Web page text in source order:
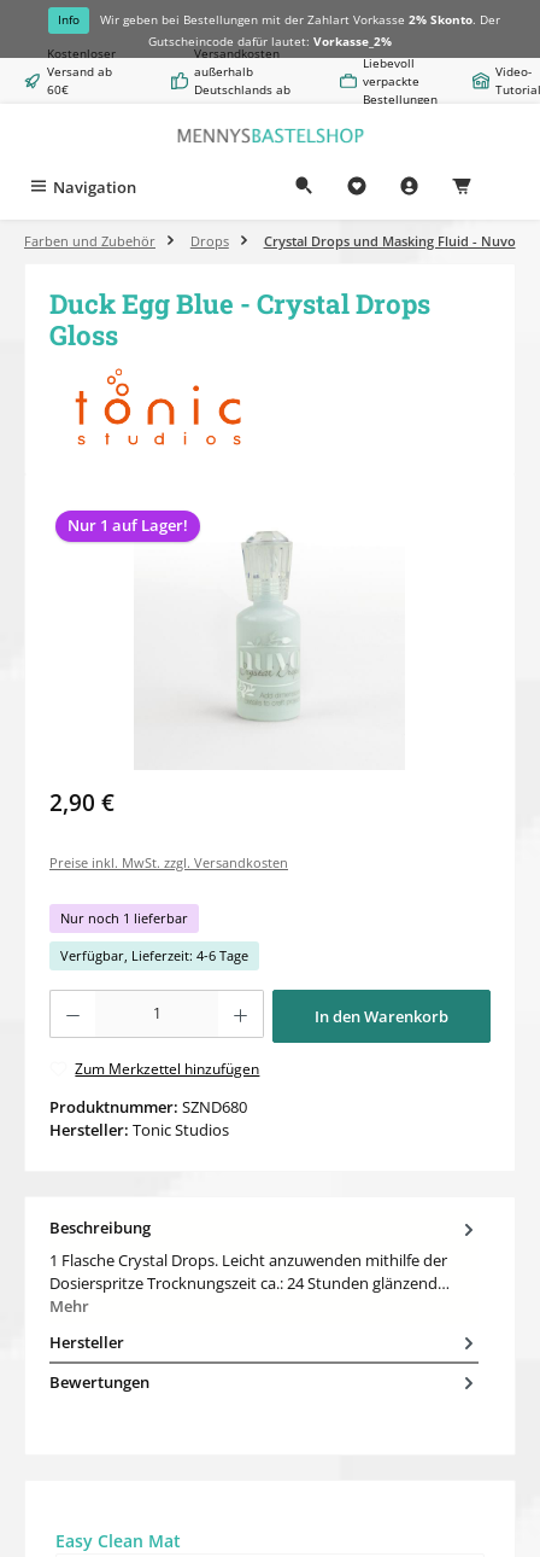
springen
Info Wir geben bei Bestellungen mit der Zahlart Vorkasse 2% Skonto. Der
Gutscheincode dafür lautet: Vorkasse_2%
Kostenloser
Versand ab
60€
Versandkosten
außerhalb
Deutschlands ab
Liebevoll
verpackte
Bestellungen
Video-
Navigation
Farben und Zubehör Drops Crystal Drops und Masking Fluid - Nuvo
Duck Egg Blue - Crystal Drops
Gloss
Bildergalerie überspringen
Nur 1 auf Lager!
2,90 €
Preise inkl. MwSt. zzgl. Versandkosten
Nur noch 1 lieferbar
Verfügbar, Lieferzeit: 4-6 Tage
Produkt Anzahl: Gib den gewünschten Wert ein oder benutze die Schaltflächen um
In den Warenkorb
Zum Merkzettel hinzufügen
Produktnummer: SZND680
Hersteller: Tonic Studios
Beschreibung
1 Flasche Crystal Drops. Leicht anzuwenden mithilfe der
Dosierspritze Trocknungszeit ca.: 24 Stunden glänzend…
Mehr
Hersteller
Bewertungen
Produktgalerie überspringen
Easy Clean Mat